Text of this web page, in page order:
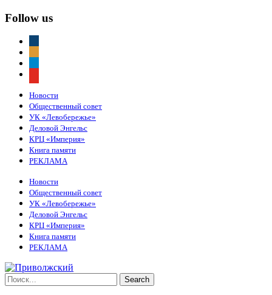
Follow us
Новости
Общественный совет
УК «Левобережье»
Деловой Энгельс
КРЦ «Империя»
Книга памяти
РЕКЛАМА
Новости
Общественный совет
УК «Левобережье»
Деловой Энгельс
КРЦ «Империя»
Книга памяти
РЕКЛАМА